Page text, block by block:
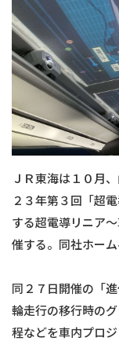
ＪＲ東海は１０月
２３年第３回「超
する超電導リニア
催する。同社ホー
同２７日開催の「
輪走行の移行時の
程などを車内プロ